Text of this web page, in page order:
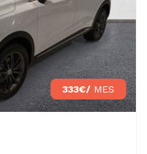
333€/ MES